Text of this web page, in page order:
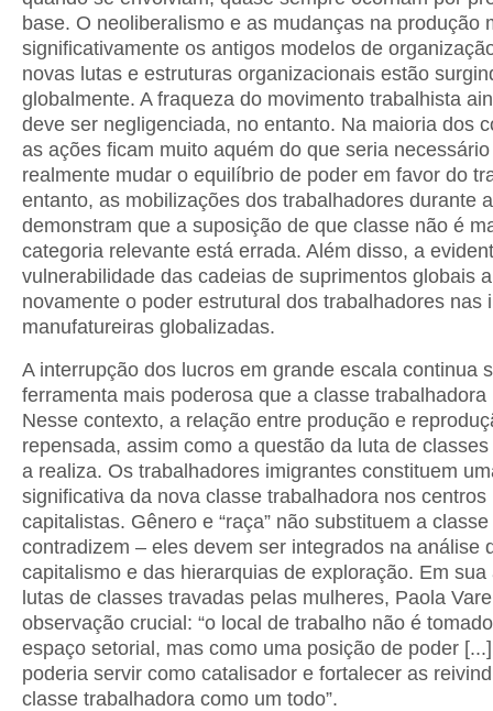
base. O neoliberalismo e as mudanças na produção
significativamente os antigos modelos de
novas lutas e estruturas organizacionais estão
globalmente. A fraqueza do movimento trabalhista
deve ser negligenciada, no entanto. Na maioria dos
as ações ficam muito aquém do que seria
realmente mudar o equilíbrio de poder em favor do
entanto, as mobilizações dos trabalhadores durante
demonstram que a suposição de que classe não é
categoria relevante está errada. Além disso, a
vulnerabilidade das cadeias de suprimentos globais
novamente o poder estrutural dos trabalhadores nas
manufatureiras globalizadas.
A interrupção dos lucros em grande escala continua
ferramenta mais poderosa que a classe trabalhadora
Nesse contexto, a relação entre produção e
repensada, assim como a questão da luta de
a realiza. Os trabalhadores imigrantes constituem
significativa da nova classe trabalhadora nos centros
capitalistas. Gênero e “raça” não substituem a
contradizem – eles devem ser integrados na análise
capitalismo e das hierarquias de exploração. Em sua
lutas de classes travadas pelas mulheres, Paola
observação crucial: “o local de trabalho não é
espaço setorial, mas como uma posição de poder
poderia servir como catalisador e fortalecer as
classe trabalhadora como um todo”.